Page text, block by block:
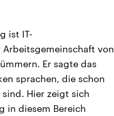
ist IT-
von
Er sagte das
sprachen, die schon
Hier zeigt sich
in diesem Bereich